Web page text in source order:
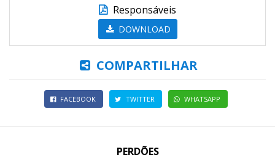
Responsáveis
DOWNLOAD
COMPARTILHAR
FACEBOOK TWITTER WHATSAPP
PERDÕES